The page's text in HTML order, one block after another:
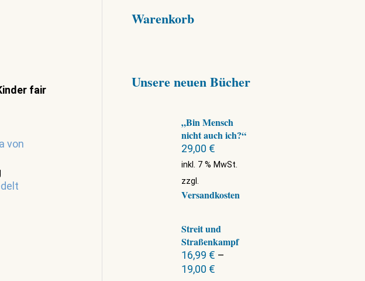
fair
von
Warenkorb
Unsere neuen Bücher
„Bin Mensch
nicht auch ich?“
29,00 €
inkl. 7 % MwSt.
zzgl.
Versandkosten
Streit und
Straßenkampf
16,99 € –
19,00 €